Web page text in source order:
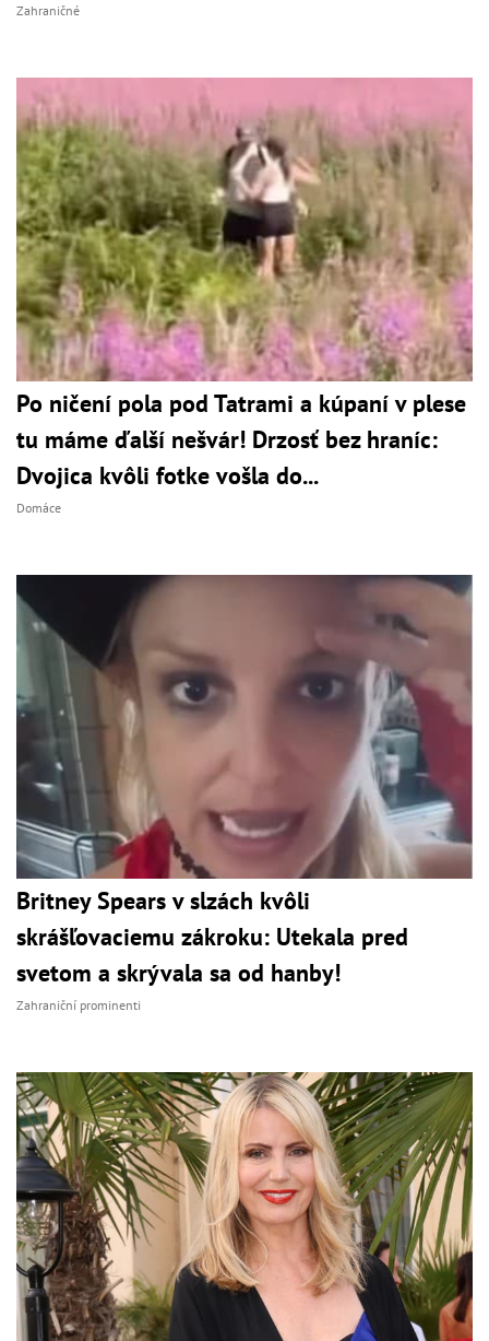
Zahraničné
Po ničení pola pod Tatrami a kúpaní v plese
tu máme ďalší nešvár! Drzosť bez hraníc:
Dvojica kvôli fotke vošla do...
Domáce
Britney Spears v slzách kvôli
skrášľovaciemu zákroku: Utekala pred
svetom a skrývala sa od hanby!
Zahraniční prominenti